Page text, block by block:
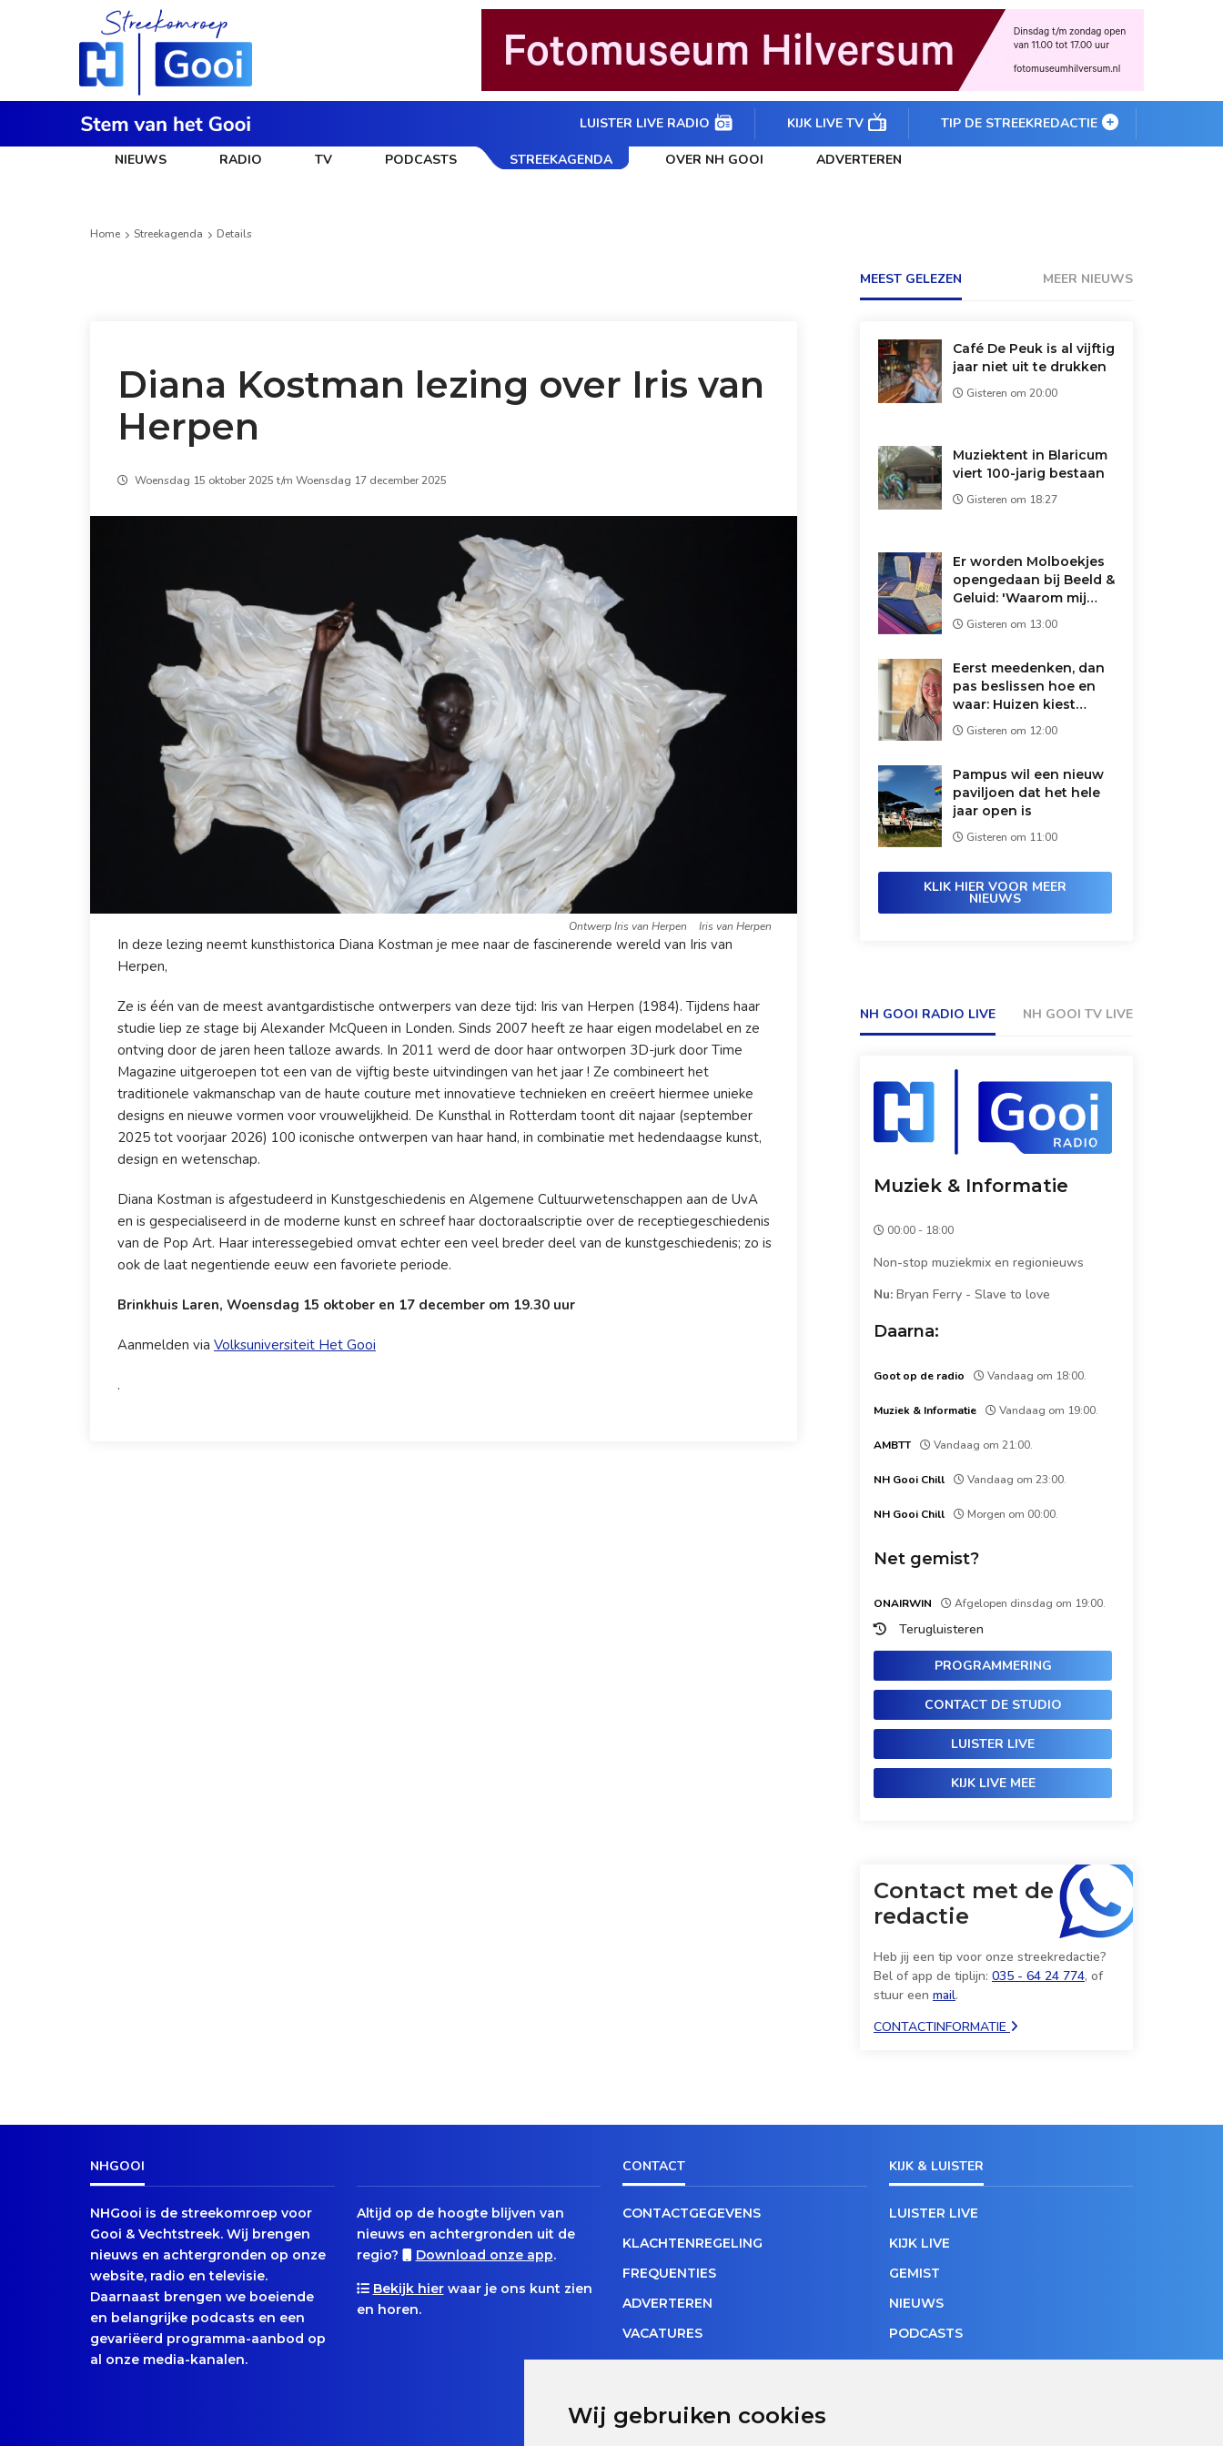
Wij gebruiken cookies
LUISTER LIVE RADIO KIJK LIVE TV TIP DE STREEKREDACTIE
NIEUWS RADIO TV PODCASTS STREEKAGENDA OVER NH GOOI ADVERTEREN
Home Streekagenda Details
Diana Kostman lezing over Iris van
Herpen
Woensdag 15 oktober 2025 t/m Woensdag 17 december 2025
Ontwerp Iris van Herpen Iris van Herpen
In deze lezing neemt kunsthistorica Diana Kostman je mee naar de fascinerende wereld van Iris van
Herpen,
Ze is één van de meest avantgardistische ontwerpers van deze tijd: Iris van Herpen (1984). Tijdens haar
studie liep ze stage bij Alexander McQueen in Londen. Sinds 2007 heeft ze haar eigen modelabel en ze
ontving door de jaren heen talloze awards. In 2011 werd de door haar ontworpen 3D-jurk door Time
Magazine uitgeroepen tot een van de vijftig beste uitvindingen van het jaar ! Ze combineert het
traditionele vakmanschap van de haute couture met innovatieve technieken en creëert hiermee unieke
designs en nieuwe vormen voor vrouwelijkheid. De Kunsthal in Rotterdam toont dit najaar (september
2025 tot voorjaar 2026) 100 iconische ontwerpen van haar hand, in combinatie met hedendaagse kunst,
design en wetenschap.
Diana Kostman is afgestudeerd in Kunstgeschiedenis en Algemene Cultuurwetenschappen aan de UvA
en is gespecialiseerd in de moderne kunst en schreef haar doctoraalscriptie over de receptiegeschiedenis
van de Pop Art. Haar interessegebied omvat echter een veel breder deel van de kunstgeschiedenis; zo is
ook de laat negentiende eeuw een favoriete periode.
Brinkhuis Laren, Woensdag 15 oktober en 17 december om 19.30 uur
Aanmelden via Volksuniversiteit Het Gooi
.
MEEST GELEZEN MEER NIEUWS
Café De Peuk is al vijftig
jaar niet uit te drukken
Gisteren om 20:00
Muziektent in Blaricum
viert 100-jarig bestaan
Gisteren om 18:27
Er worden Molboekjes
opengedaan bij Beeld &
Geluid: 'Waarom mij
vertrouwen?'
Gisteren om 13:00
Eerst meedenken, dan
pas beslissen hoe en
waar: Huizen kiest
andere route voor
asielopvang
Gisteren om 12:00
Pampus wil een nieuw
paviljoen dat het hele
jaar open is
Gisteren om 11:00
KLIK HIER VOOR MEER
NIEUWS
NH GOOI RADIO LIVE NH GOOI TV LIVE
Muziek & Informatie
00:00 - 18:00
Non-stop muziekmix en regionieuws
Nu: Bryan Ferry - Slave to love
Daarna:
Goot op de radio Vandaag om 18:00.
Muziek & Informatie Vandaag om 19:00.
AMBTT Vandaag om 21:00.
NH Gooi Chill Vandaag om 23:00.
NH Gooi Chill Morgen om 00:00.
Net gemist?
ONAIRWIN Afgelopen dinsdag om 19:00.
Terugluisteren
PROGRAMMERING
CONTACT DE STUDIO
LUISTER LIVE
KIJK LIVE MEE
Contact met de
redactie
Heb jij een tip voor onze streekredactie?
Bel of app de tiplijn: 035 - 64 24 774, of
stuur een mail.
CONTACTINFORMATIE
NHGOOI
NHGooi is de streekomroep voor
Gooi & Vechtstreek. Wij brengen
nieuws en achtergronden op onze
website, radio en televisie.
Daarnaast brengen we boeiende
en belangrijke podcasts en een
gevariëerd programma-aanbod op
al onze media-kanalen.
Altijd op de hoogte blijven van
nieuws en achtergronden uit de
regio?
Download onze app.
Bekijk hierwaar je ons kunt zien
en horen.
CONTACT
CONTACTGEGEVENS
KLACHTENREGELING
FREQUENTIES
ADVERTEREN
VACATURES
KIJK & LUISTER
LUISTER LIVE
KIJK LIVE
GEMIST
NIEUWS
PODCASTS